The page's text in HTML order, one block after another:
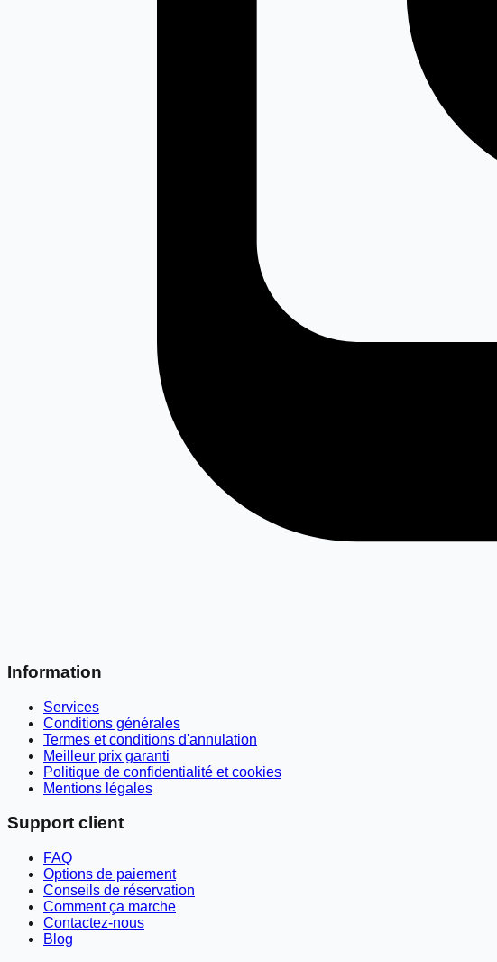
Information
Services
Conditions générales
Termes et conditions d'annulation
Meilleur prix garanti
Politique de confidentialité et cookies
Mentions légales
Support client
FAQ
Options de paiement
Conseils de réservation
Comment ça marche
Contactez-nous
Blog